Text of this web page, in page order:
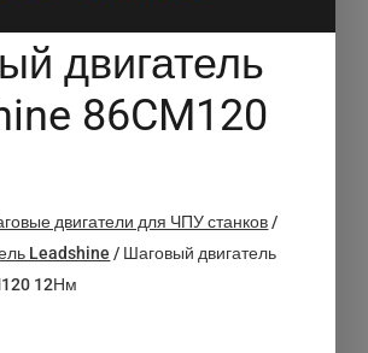
двигатель
86CM120
двигатели для ЧПУ станков/
Leadshine / Шаговый двигатель
12Нм